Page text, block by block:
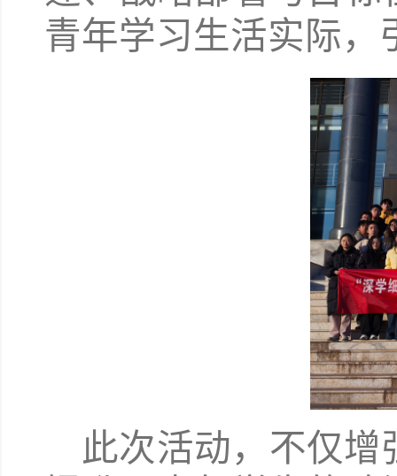
青年学习生活实际，
此次活动，不仅